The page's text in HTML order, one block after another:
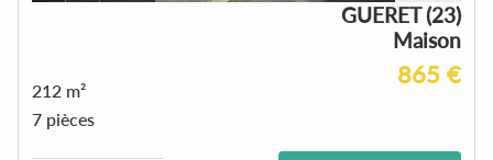
GUERET (23)
Maison
865 €
212 m²
7 pièces